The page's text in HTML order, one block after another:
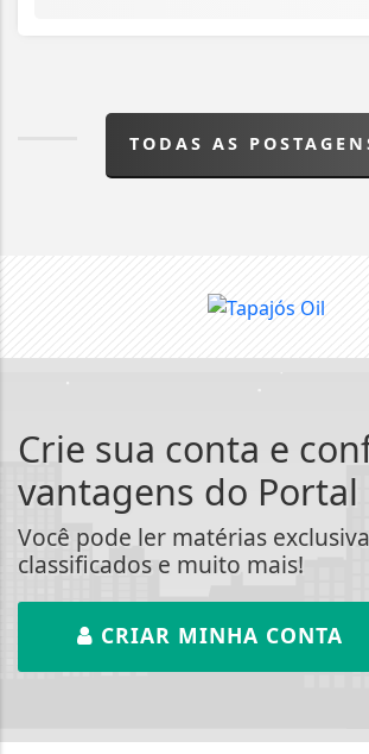
TODAS AS
Crie sua conta e
vantagens do Portal
Você pode ler matérias
classificados e muito mais!
CRIAR MINHA CONTA